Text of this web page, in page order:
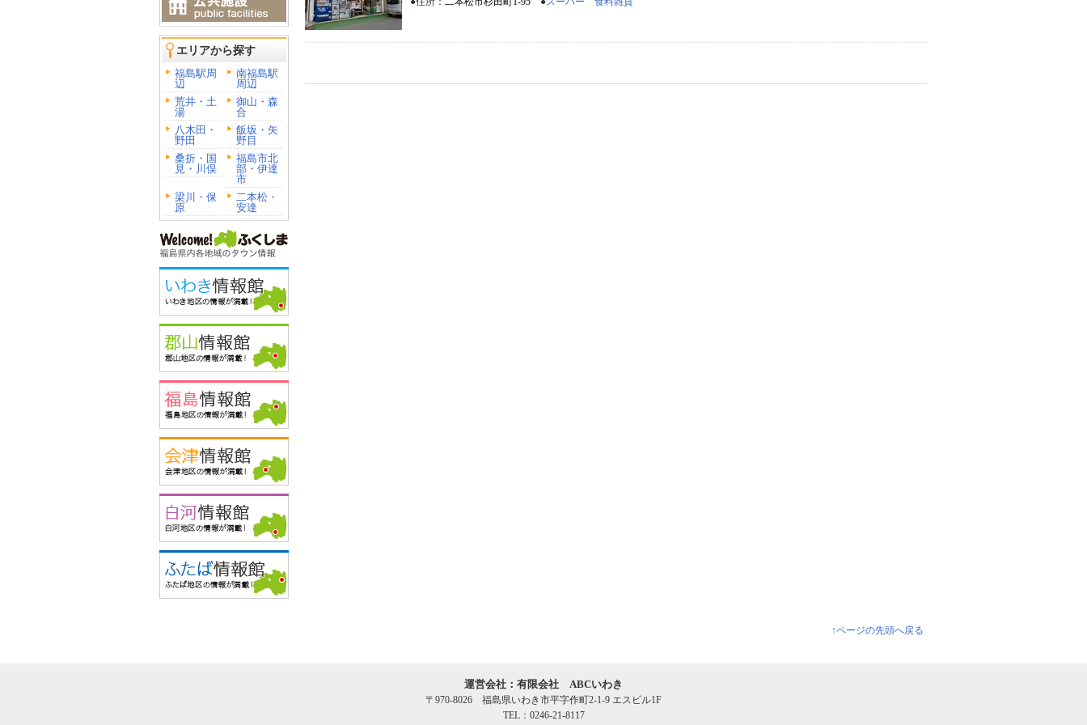
エリアから探す
福島駅周
辺
南福島駅
周辺
荒井・土
湯
御山・森
合
八木田・
野田
飯坂・矢
野目
桑折・国
見・川俣
福島市北
部・伊達
市
梁川・保
原
二本松・
安達
↑ページの先頭へ戻る
運営会社：有限会社 ABCいわき
〒970-8026 福島県いわき市平字作町2-1-9 エスビル1F
TEL：0246-21-8117